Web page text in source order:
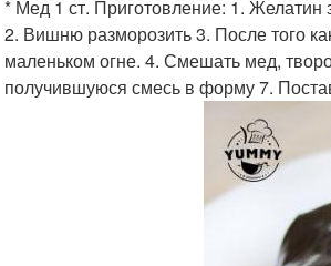
* Мед 1 ст. Приготовление: 1. Желатин
2. Вишню разморозить 3. После того
маленьком огне. 4. Смешать мед,
получившуюся смесь в форму 7.